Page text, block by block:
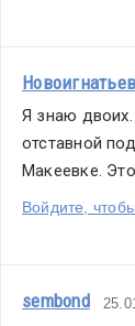
Я знаю
отставной
Макеевке.
Войдите,
sembond